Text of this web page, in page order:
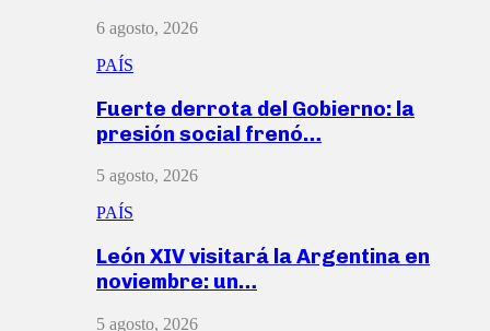
6 agosto, 2026
PAÍS
Fuerte derrota del Gobierno: la
presión social frenó…
5 agosto, 2026
PAÍS
León XIV visitará la Argentina en
noviembre: un…
5 agosto, 2026